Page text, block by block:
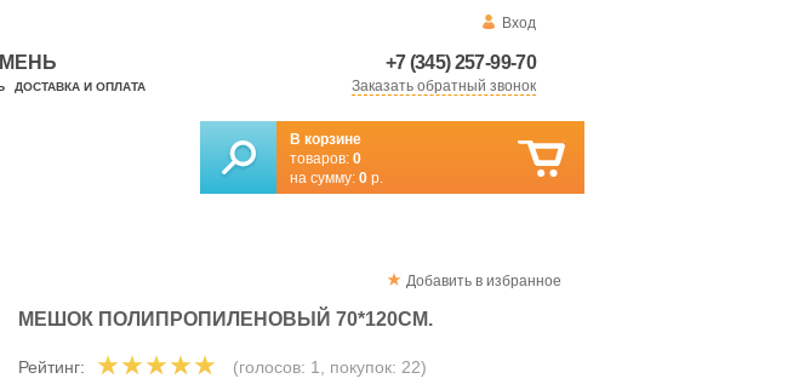
Вход
+7 (345) 257-99-70
Заказать обратный звонок
ДОСТАВКА И ОПЛАТА
В корзине
товаров: 0
на сумму: 0 р.
Добавить в избранное
МЕШОК ПОЛИПРОПИЛЕНОВЫЙ 70*120СМ.
Рейтинг: (голосов: 1, покупок: 22)